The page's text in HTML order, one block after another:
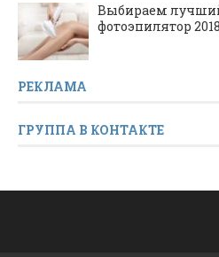
Выбираем
фотоэпилятор
РЕКЛАМА
ГРУППА В КОНТАКТЕ